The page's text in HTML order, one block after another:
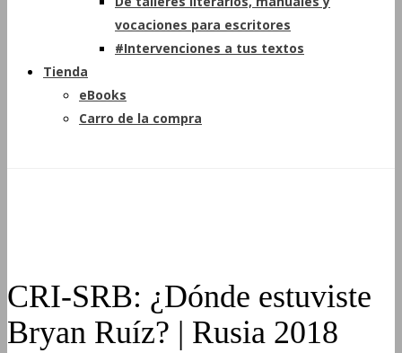
vocaciones para escritores
#Intervenciones a tus textos
Tienda
eBooks
Carro de la compra
CRI-SRB: ¿Dónde estuviste
Bryan Ruíz? | Rusia 2018